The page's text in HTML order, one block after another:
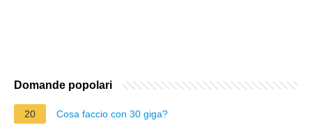
Domande popolari
20 Cosa faccio con 30 giga?